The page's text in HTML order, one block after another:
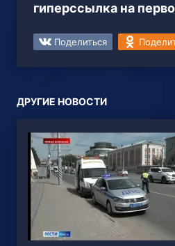
гиперссылка на
Поделиться
ДРУГИЕ НОВОСТИ